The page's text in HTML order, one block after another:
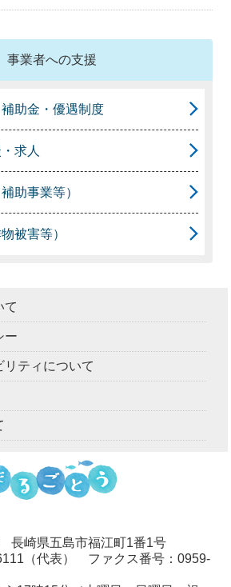
事業者への支援
助金・優遇制度
求人
助事業等）
被害等）
て
ー
リティについて
長崎県五島市福江町1番1号
（代表） ファクス番号：0959-